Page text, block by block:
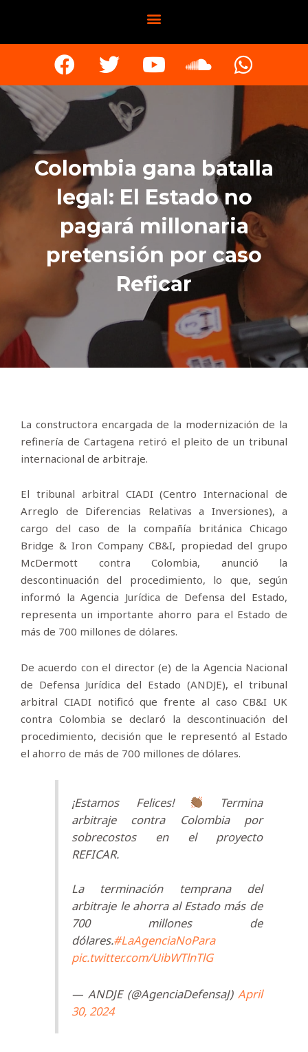
Colombia gana batalla
legal: El Estado no
pagará millonaria
pretensión por caso
Reficar
La constructora encargada de la modernización de la
refinería de Cartagena retiró el pleito de un tribunal
internacional de arbitraje.
El tribunal arbitral CIADI (Centro Internacional de
Arreglo de Diferencias Relativas a Inversiones), a
cargo del caso de la compañía británica Chicago
Bridge & Iron Company CB&I, propiedad del grupo
McDermott contra Colombia, anunció la
descontinuación del procedimiento, lo que, según
informó la Agencia Jurídica de Defensa del Estado,
representa un importante ahorro para el Estado de
más de 700 millones de dólares.
De acuerdo con el director (e) de la Agencia Nacional
de Defensa Jurídica del Estado (ANDJE), el tribunal
arbitral CIADI notificó que frente al caso CB&I UK
contra Colombia se declaró la descontinuación del
procedimiento, decisión que le representó al Estado
el ahorro de más de 700 millones de dólares.
¡Estamos Felices!
Termina
arbitraje contra Colombia por
sobrecostos en el proyecto
REFICAR.
La terminación temprana del
arbitraje le ahorra al Estado más de
700 millones de
dólares.#LaAgenciaNoPara
pic.twitter.com/UibWTlnTlG
— ANDJE (@AgenciaDefensaJ) April
30, 2024